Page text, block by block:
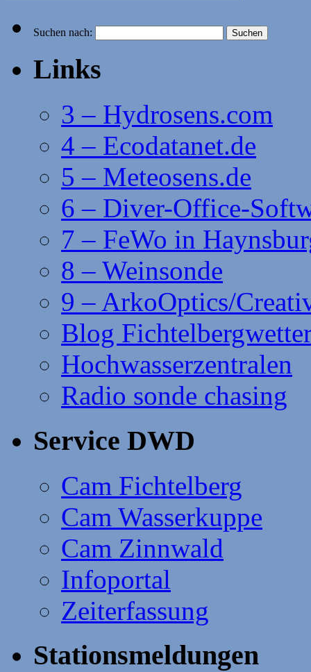
Suchen nach:
Links
3 – Hydrosens.com
4 – Ecodatanet.de
5 – Meteosens.de
6 – Diver-Office-
7 – FeWo in
8 – Weinsonde
9 – ArkoOptics/
Blog
Hochwasserzentralen
Radio sonde chasing
Service DWD
Cam Fichtelberg
Cam Wasserkuppe
Cam Zinnwald
Infoportal
Zeiterfassung
Stationsmeldungen